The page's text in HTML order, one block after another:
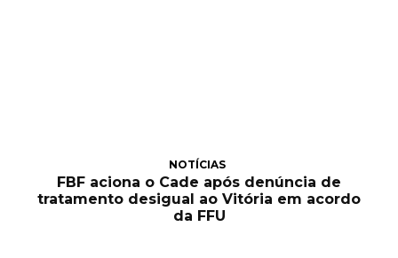
NOTÍCIAS
FBF aciona o Cade após denúncia de
tratamento desigual ao Vitória em acordo
da FFU